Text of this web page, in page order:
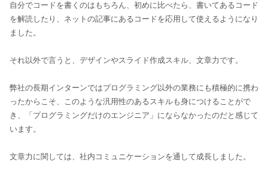
自分でコードを書くのはもちろん、初めに比べたら、書いてあるコード
を解読したり、ネットの記事にあるコードを応用して使えるようになり
ました。
それ以外で言うと、デザインやスライド作成スキル、文章力です。
弊社の長期インターンではプログラミング以外の業務にも積極的に携わ
ったからこそ、このような汎用性のあるスキルも身につけることがで
き、「プログラミングだけのエンジニア」にならなかったのだと感じて
います。
文章力に関しては、社内コミュニケーションを通して成長しました。